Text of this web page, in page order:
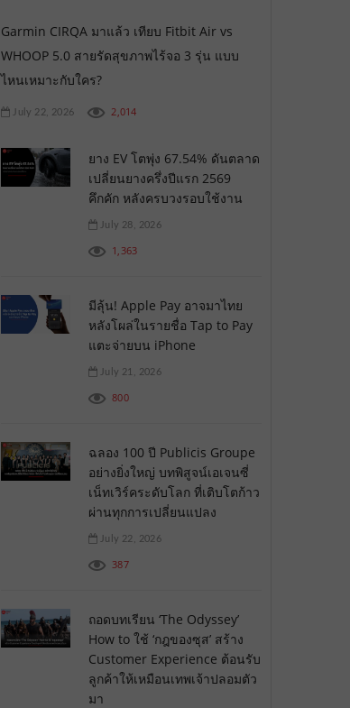
Garmin CIRQA มาแล้ว เทียบ Fitbit Air vs
WHOOP 5.0 สายรัดสุขภาพไร้จอ 3 รุ่น แบบ
ไหนเหมาะกับใคร?
July 22, 2026 2,014
ยาง EV โตพุ่ง 67.54% ดันตลาด
เปลี่ยนยางครึ่งปีแรก 2569
คึกคัก หลังครบวงรอบใช้งาน
July 28, 2026
1,363
มีลุ้น! Apple Pay อาจมาไทย
หลังโผล่ในรายชื่อ Tap to Pay
แตะจ่ายบน iPhone
July 21, 2026
800
ฉลอง 100 ปี Publicis Groupe
อย่างยิ่งใหญ่ บทพิสูจน์เอเจนซี่
เน็ทเวิร์คระดับโลก ที่เติบโตก้าว
ผ่านทุกการเปลี่ยนแปลง
July 22, 2026
387
ถอดบทเรียน ‘The Odyssey’
How to ใช้ ‘กฎของซุส’ สร้าง
Customer Experience ต้อนรับ
ลูกค้าให้เหมือนเทพเจ้าปลอมตัว
มา